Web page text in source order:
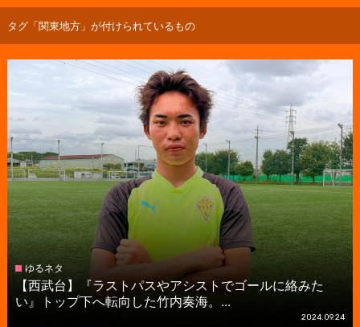
タグ「関東地方」が付けられているもの
ゆるネタ
【西武台】『ラストパスやアシストでゴールに絡みた
い』トップ下へ転向した竹内奏海。...
2024.09.24